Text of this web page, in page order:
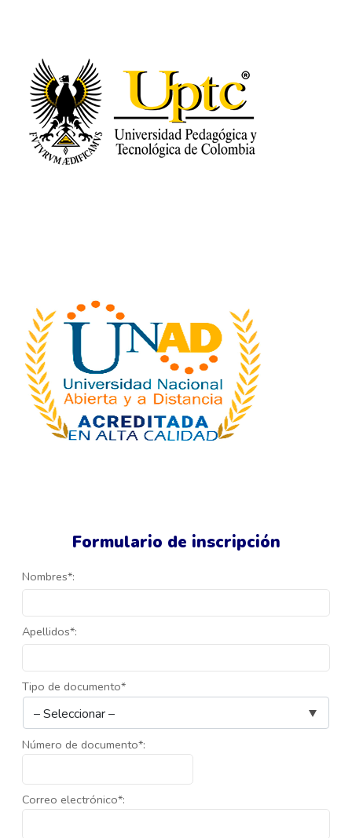
Formulario de inscripción
Nombres*:
Apellidos*:
Tipo de documento*
Número de documento*:
Correo electrónico*: